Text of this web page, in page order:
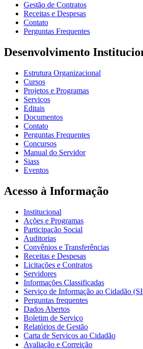
Gestão de Contratos
Receitas e Despesas
Contato
Perguntas Frequentes
Desenvolvimento
Estrutura Organizacional
Cursos
Projetos e Programas
Serviços
Editais
Documentos
Contato
Perguntas Frequentes
Concursos
Manual do Servidor
Siass
Eventos
Acesso à Informação
Institucional
Ações e Programas
Participação Social
Auditorias
Convênios e Transferências
Receitas e Despesas
Licitações e Contratos
Servidores
Informações Classificadas
Serviço de Informação ao Cidadão
Perguntas frequentes
Dados Abertos
Boletim de Serviço
Relatórios de Gestão
Carta de Serviços ao Cidadão
Avaliação e Correição